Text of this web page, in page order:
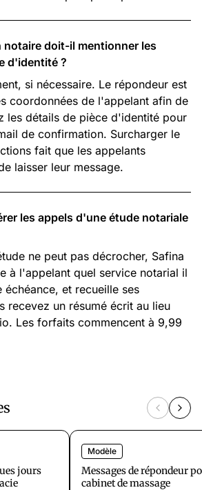
notaire doit-il mentionner les
d'identité ?
si nécessaire. Le répondeur est
coordonnées de l'appelant afin de
les détails de pièce d'identité pour
de confirmation. Surcharger le
fait que les appelants
laisser leur message.
les appels d'une étude notariale
ne peut pas décrocher, Safina
à l'appelant quel service notarial il
et recueille ses
recevez un résumé écrit au lieu
Les forfaits commencent à 9,99
jours
Modèle
Messages de répondeur
cabinet de massage